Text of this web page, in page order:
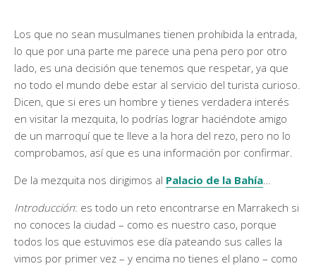
Los que no sean musulmanes tienen prohibida la entrada,
lo que por una parte me parece una pena pero por otro
lado, es una decisión que tenemos que respetar, ya que
no todo el mundo debe estar al servicio del turista curioso.
Dicen, que si eres un hombre y tienes verdadera interés
en visitar la mezquita, lo podrías lograr haciéndote amigo
de un marroquí que te lleve a la hora del rezo, pero no lo
comprobamos, así que es una información por confirmar.
De la mezquita nos dirigimos al Palacio de la Bahía…
Introducción: es todo un reto encontrarse en Marrakech si
no conoces la ciudad – como es nuestro caso, porque
todos los que estuvimos ese día pateando sus calles la
vimos por primer vez – y encima no tienes el plano – como